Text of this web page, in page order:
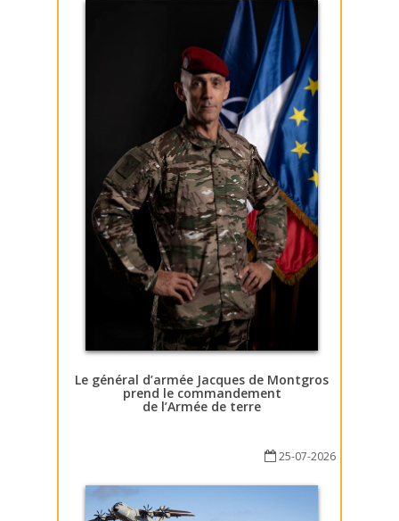
Le général d’armée Jacques de Montgros
prend le commandement
de l’Armée de terre
25-07-2026